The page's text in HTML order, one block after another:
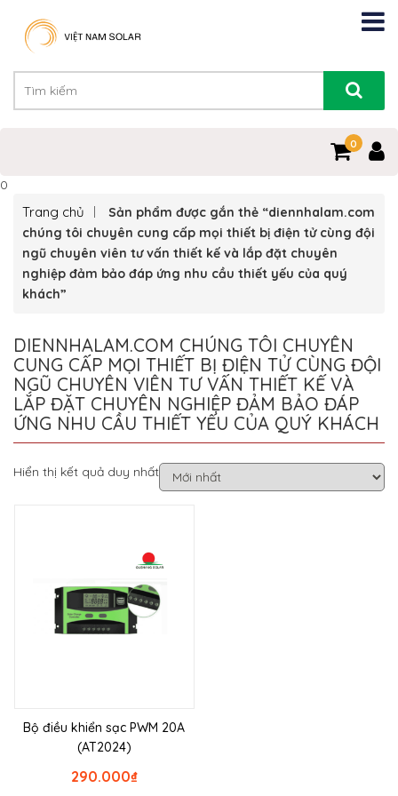
0
0
Trang chủ
Sản phẩm được gắn thẻ “diennhalam.com
chúng tôi chuyên cung cấp mọi thiết bị điện tử cùng đội
ngũ chuyên viên tư vấn thiết kế và lắp đặt chuyên
nghiệp đảm bảo đáp ứng nhu cầu thiết yếu của quý
khách”
DIENNHALAM.COM CHÚNG TÔI CHUYÊN
CUNG CẤP MỌI THIẾT BỊ ĐIỆN TỬ CÙNG ĐỘI
NGŨ CHUYÊN VIÊN TƯ VẤN THIẾT KẾ VÀ
LẮP ĐẶT CHUYÊN NGHIỆP ĐẢM BẢO ĐÁP
ỨNG NHU CẦU THIẾT YẾU CỦA QUÝ KHÁCH
Hiển thị kết quả duy nhất
Bộ điều khiển sạc PWM 20A
(AT2024)
₫
290.000